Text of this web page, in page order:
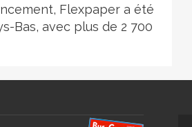
Flexpaper a été
Bas, avec plus de 2 700